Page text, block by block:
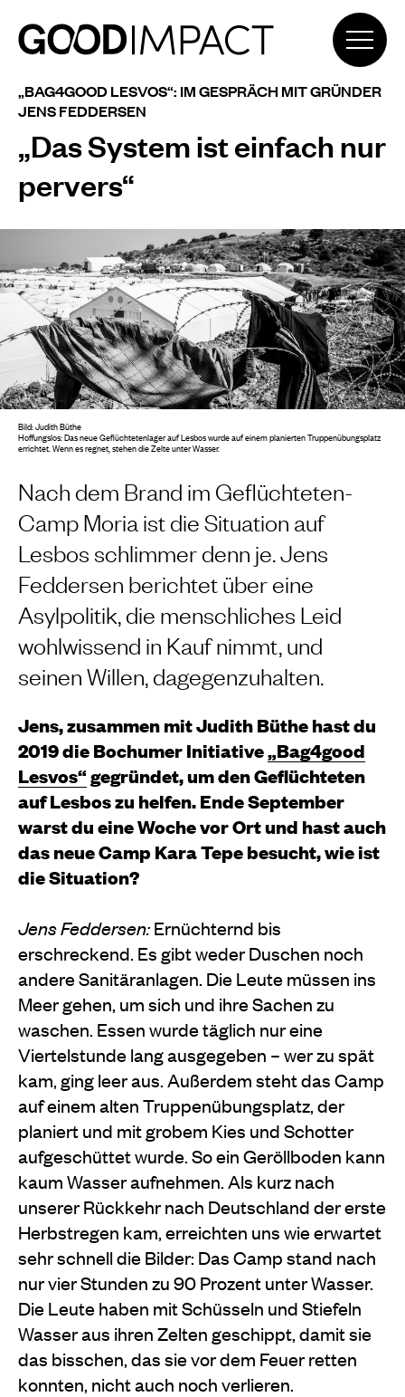
„BAG4GOOD LESVOS“: IM GESPRÄCH MIT GRÜNDER
JENS FEDDERSEN
„Das System ist einfach nur
pervers“
Nach dem Brand im Geflüchteten-
Camp Moria ist die Situation auf
Lesbos schlimmer denn je. Jens
Feddersen berichtet über eine
Asylpolitik, die menschliches Leid
wohlwissend in Kauf nimmt, und
seinen Willen, dagegenzuhalten.
Jens, zusammen mit Judith Büthe hast du
2019 die Bochumer Initiative„Bag4good
Lesvos“gegründet, um den Geflüchteten
auf Lesbos zu helfen. Ende September
warst du eine Woche vor Ort und hast auch
das neue Camp Kara Tepe besucht, wie ist
die Situation?
Jens Feddersen:Ernüchternd bis
erschreckend. Es gibt weder Duschen noch
andere Sanitäranlagen. Die Leute müssen ins
Meer gehen, um sich und ihre Sachen zu
waschen. Essen wurde täglich nur eine
Viertelstunde lang ausgegeben – wer zu spät
kam, ging leer aus. Außerdem steht das Camp
auf einem alten Truppenübungsplatz, der
planiert und mit grobem Kies und Schotter
aufgeschüttet wurde. So ein Geröllboden kann
kaum Wasser aufnehmen. Als kurz nach
unserer Rückkehr nach Deutschland der erste
Herbstregen kam, erreichten uns wie erwartet
sehr schnell die Bilder: Das Camp stand nach
nur vier Stunden zu 90 Prozent unter Wasser.
Die Leute haben mit Schüsseln und Stiefeln
Wasser aus ihren Zelten geschippt, damit sie
das bisschen, das sie vor dem Feuer retten
konnten, nicht auch noch verlieren.
Bild: Judith Büthe
Hoffungslos: Das neue Geflüchtetenlager auf Lesbos wurde auf einem planierten Truppenübungsplatz
errichtet. Wenn es regnet, stehen die Zelte unter Wasser.